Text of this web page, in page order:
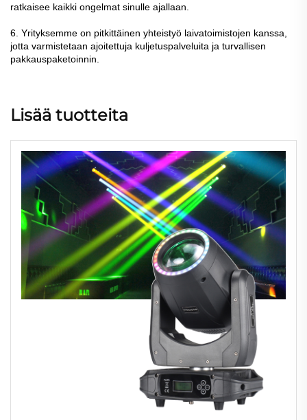
ratkaisee kaikki ongelmat sinulle ajallaan.
6. Yrityksemme on pitkittäinen yhteistyö laivatoimistojen kanssa,
jotta varmistetaan ajoitettuja kuljetuspalveluita ja turvallisen
pakkauspaketoinnin.
Lisää tuotteita